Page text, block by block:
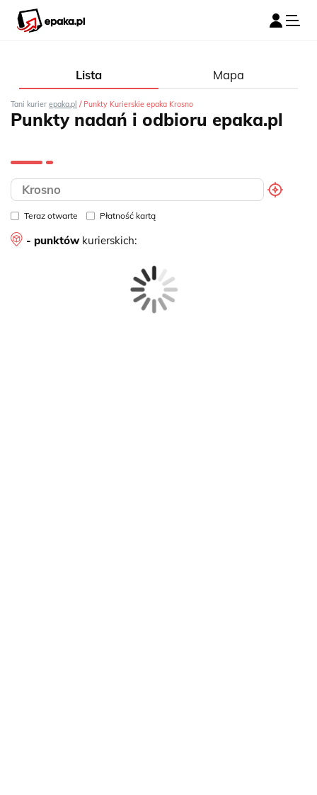
Lista Mapa
Tani kurier epaka.pl / Punkty Kurierskie epaka Krosno
Punkty nadań i odbioru epaka.pl
Teraz otwarte Płatność kartą
- punktów kurierskich: